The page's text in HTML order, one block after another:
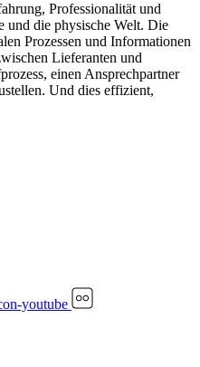
Professionalität und
und die physische Welt. Die
Prozessen und Informationen
Lieferanten und
einen Ansprechpartner
Und dies effizient,
youtube